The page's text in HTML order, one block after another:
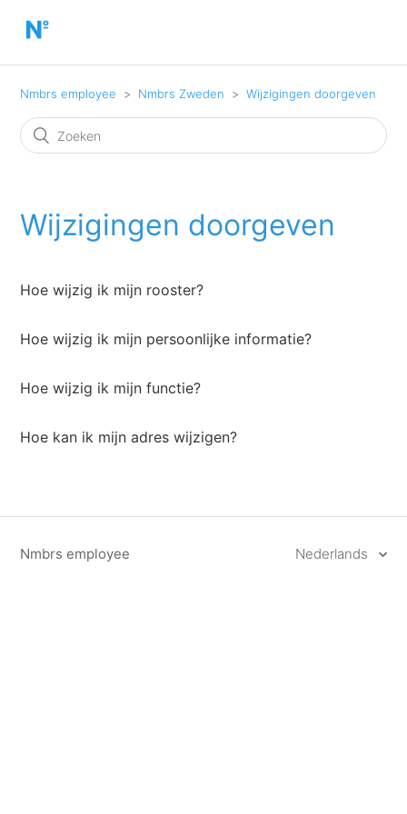
Nmbrs employee Nmbrs Zweden Wijzigingen doorgeven
Wijzigingen doorgeven
Hoe wijzig ik mijn rooster?
Hoe wijzig ik mijn persoonlijke informatie?
Hoe wijzig ik mijn functie?
Hoe kan ik mijn adres wijzigen?
Nmbrs employee Nederlands